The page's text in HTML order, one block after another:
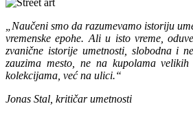
„Naučeni smo da razumevamo istoriju
vremenske epohe. Ali u isto vreme,
zvanične istorije umetnosti, slobodna i
zauzima mesto, ne na kupolama
kolekcijama, već na ulici.“
Jonas Stal, kritičar umetnosti